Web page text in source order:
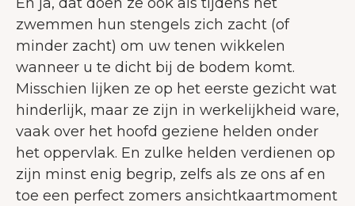
zwemmen hun stengels zich zacht (of
minder zacht) om uw tenen wikkelen
wanneer u te dicht bij de bodem komt.
Misschien lijken ze op het eerste gezicht wat
hinderlijk, maar ze zijn in werkelijkheid ware,
vaak over het hoofd geziene helden onder
het oppervlak. En zulke helden verdienen op
zijn minst enig begrip, zelfs als ze ons af en
toe een perfect zomers ansichtkaartmoment